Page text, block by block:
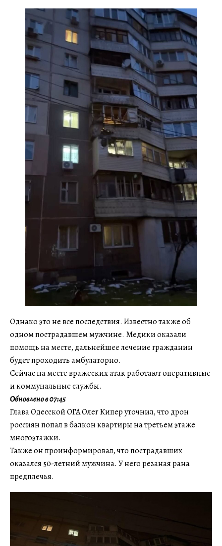
Однако это не все последствия. Известно также об
одном пострадавшем мужчине. Медики оказали
помощь на месте, дальнейшее лечение гражданин
будет проходить амбулаторно.
Сейчас на месте вражеских атак работают оперативные
и коммунальные службы.
Обновлено в 07:45
Глава Одесской ОГА Олег Кипер уточнил, что дрон
россиян попал в балкон квартиры на третьем этаже
многоэтажки.
Также он проинформировал, что пострадавших
оказался 50-летний мужчина. У него резаная рана
предплечья.